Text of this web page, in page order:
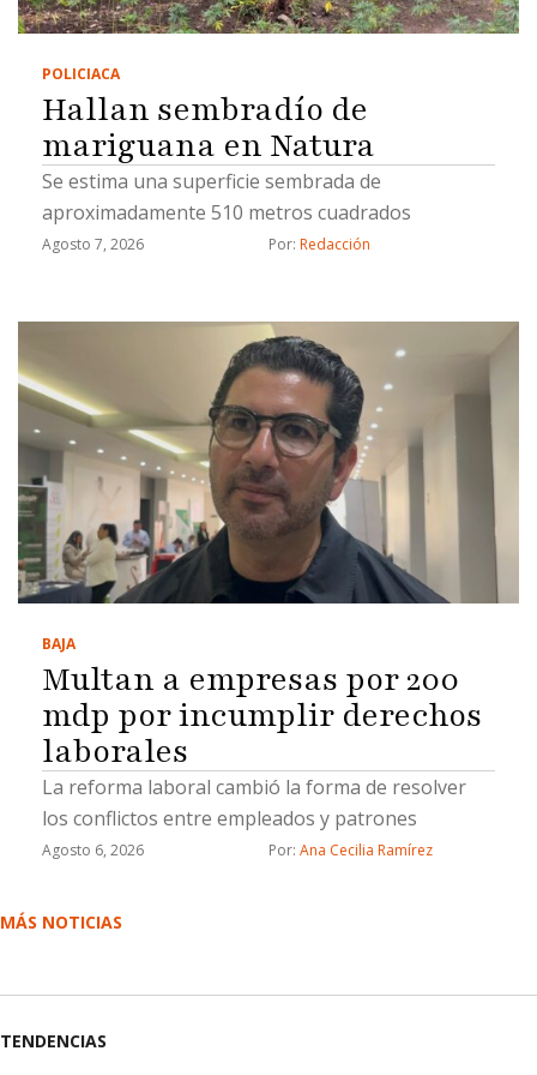
POLICIACA
Hallan sembradío de
mariguana en Natura
Se estima una superficie sembrada de
aproximadamente 510 metros cuadrados
Agosto 7, 2026 Por: Redacción
BAJA
Multan a empresas por 200
mdp por incumplir derechos
laborales
La reforma laboral cambió la forma de resolver
los conflictos entre empleados y patrones
Agosto 6, 2026 Por: Ana Cecilia Ramírez
MÁS NOTICIAS
TENDENCIAS